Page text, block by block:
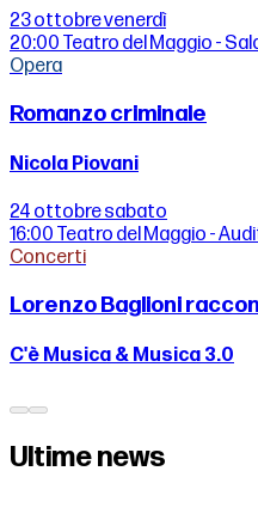
23 ottobrevenerdì
20:00 Teatro del Maggio -
Opera
Romanzo criminale
Nicola Piovani
24 ottobresabato
16:00 Teatro del Maggio -
Concerti
Lorenzo Baglioni
C'è Musica & Musica 3.0
Ultime news